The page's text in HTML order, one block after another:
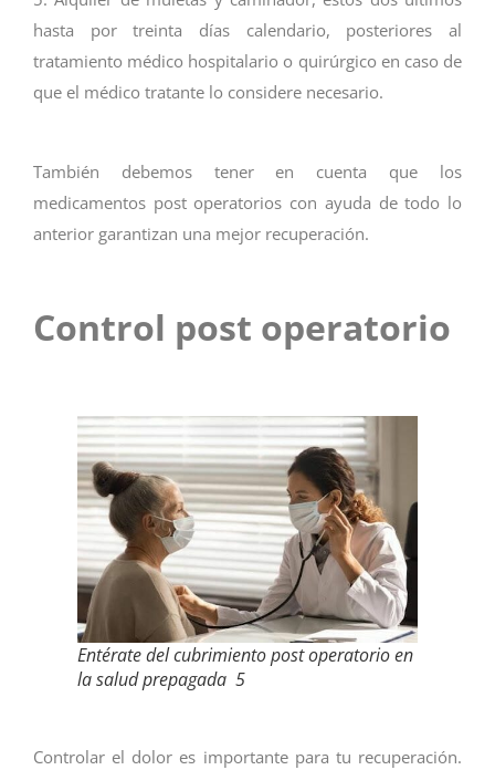
hasta por treinta días calendario, posteriores al
tratamiento médico hospitalario o quirúrgico en caso de
que el médico tratante lo considere necesario.
También debemos tener en cuenta que los
medicamentos post operatorios con ayuda de todo lo
anterior garantizan una mejor recuperación.
Control post operatorio
Entérate del cubrimiento post operatorio en
la salud prepagada 5
Controlar el dolor es importante para tu recuperación.